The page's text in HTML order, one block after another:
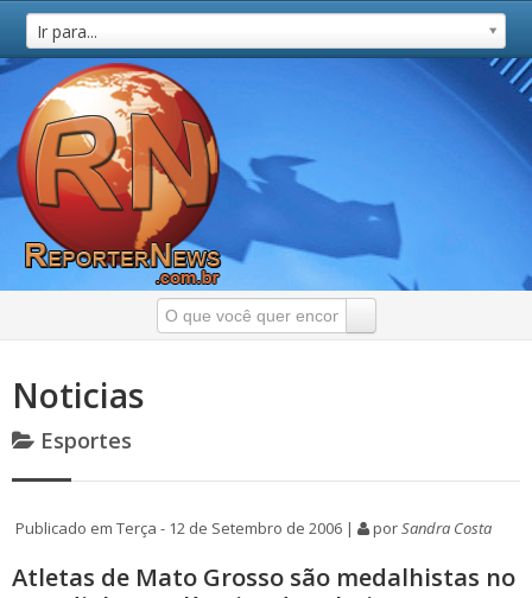
Ir para...
Noticias
Esportes
Publicado em Terça - 12 de Setembro de 2006 | porSandra Costa
Atletas de Mato Grosso são medalhistas no